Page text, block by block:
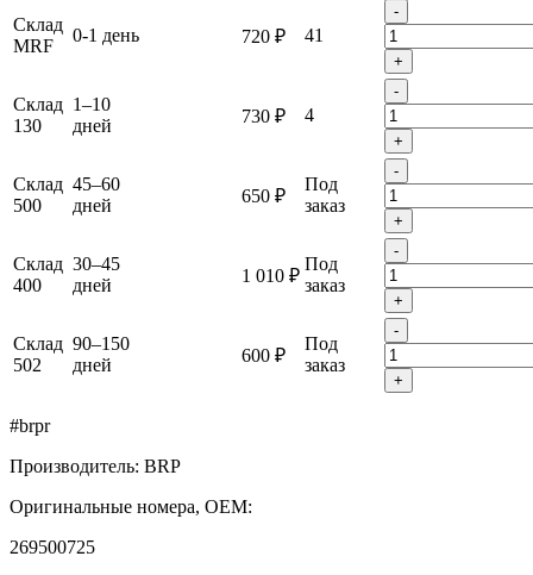
Склад
MRF
0-1 день 720 ₽ 41
-
+
Склад
130
1–10
дней
730 ₽ 4
-
+
Склад
500
45–60
дней
650 ₽
Под
заказ
-
+
Склад
400
30–45
дней
1 010 ₽
Под
заказ
-
+
Склад
502
90–150
дней
600 ₽
Под
заказ
-
+
#brpr
Производитель: BRP
Оригинальные номера, OEM:
269500725